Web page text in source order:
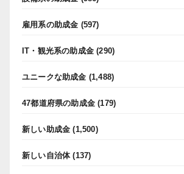
雇用系の助成金 (597)
IT・観光系の助成金 (290)
ユニークな助成金 (1,488)
47都道府県の助成金 (179)
新しい助成金 (1,500)
新しい自治体(137)